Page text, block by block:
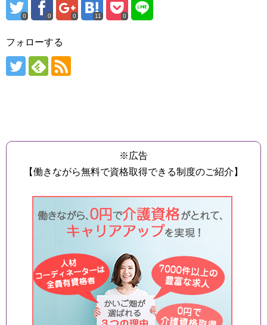
0 0 0 11 0
フォローする
※広告
【働きながら無料で資格取得できる制度のご紹介】